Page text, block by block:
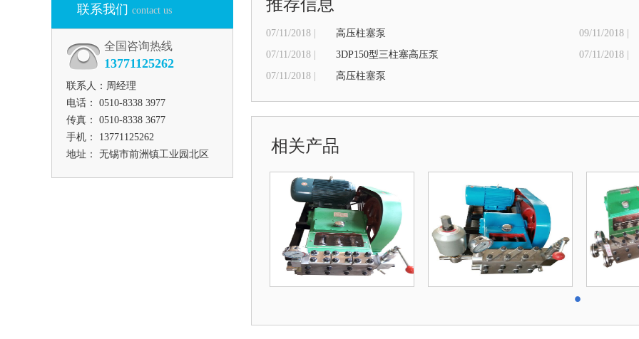
联系我们 contact us
全国咨询热线
13771125262
联系人：周经理
电话： 0510-8338 3977
传真： 0510-8338 3677
手机： 13771125262
地址： 无锡市前洲镇工业园北区
推荐信息
07/11/2018 | 高压柱塞泵
09/11/2018 |
07/11/2018 |
3DP150型三柱塞高压泵
07/11/2018 |
07/11/2018 |
高压柱塞泵
相关产品